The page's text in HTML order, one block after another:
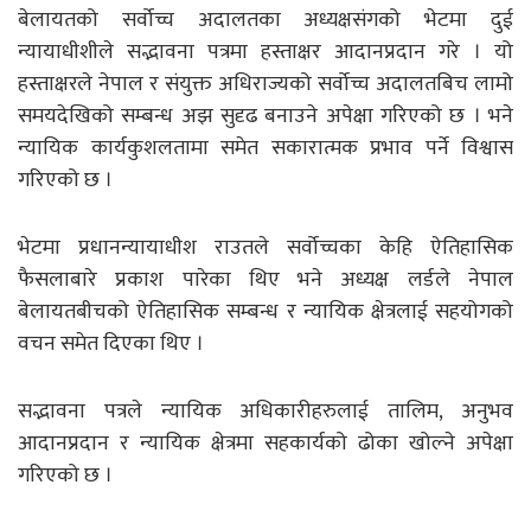
बेलायतको सर्वोच्च अदालतका अध्यक्षसंगको भेटमा दुई
न्यायाधीशीले सद्भावना पत्रमा हस्ताक्षर आदानप्रदान गरे । यो
हस्ताक्षरले नेपाल र संयुक्त अधिराज्यको सर्वोच्च अदालतबिच लामो
समयदेखिको सम्बन्ध अझ सुदृढ बनाउने अपेक्षा गरिएको छ । भने
न्यायिक कार्यकुशलतामा समेत सकारात्मक प्रभाव पर्ने विश्वास
गरिएको छ ।
भेटमा प्रधानन्यायाधीश राउतले सर्वोच्चका केहि ऐतिहासिक
फैसलाबारे प्रकाश पारेका थिए भने अध्यक्ष लर्डले नेपाल
बेलायतबीचको ऐतिहासिक सम्बन्ध र न्यायिक क्षेत्रलाई सहयोगको
वचन समेत दिएका थिए ।
सद्भावना पत्रले न्यायिक अधिकारीहरुलाई तालिम, अनुभव
आदानप्रदान र न्यायिक क्षेत्रमा सहकार्यको ढोका खोल्ने अपेक्षा
गरिएको छ ।